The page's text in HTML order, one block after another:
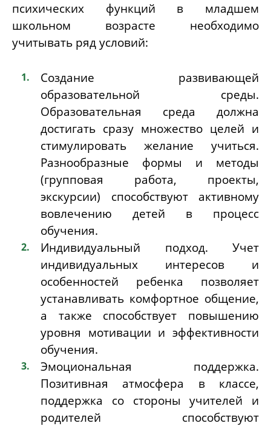
психических функций в младшем
школьном возрасте необходимо
учитывать ряд условий:
Создание развивающей
образовательной среды.
Образовательная среда должна
достигать сразу множество целей и
стимулировать желание учиться.
Разнообразные формы и методы
(групповая работа, проекты,
экскурсии) способствуют активному
вовлечению детей в процесс
обучения.
Индивидуальный подход. Учет
индивидуальных интересов и
особенностей ребенка позволяет
устанавливать комфортное общение,
а также способствует повышению
уровня мотивации и эффективности
обучения.
Эмоциональная поддержка.
Позитивная атмосфера в классе,
поддержка со стороны учителей и
родителей способствуют